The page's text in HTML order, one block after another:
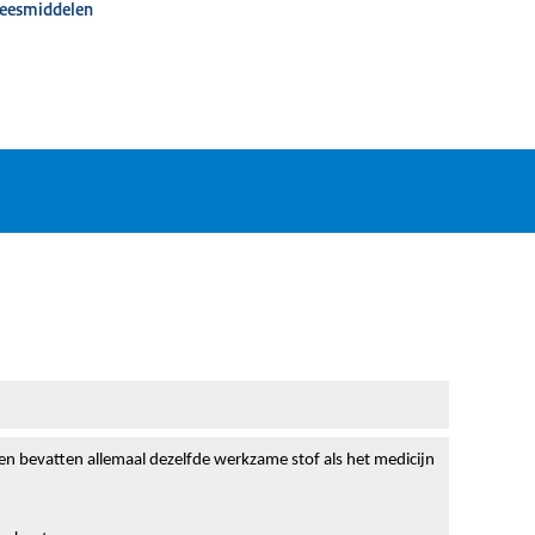
bevatten allemaal dezelfde werkzame stof als het medicijn